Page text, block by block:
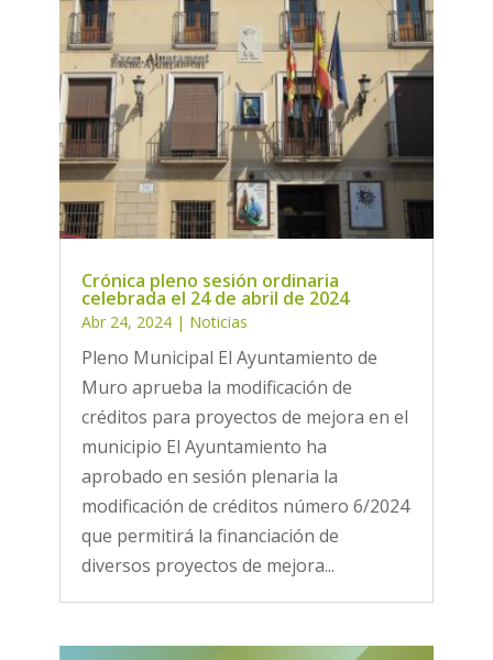
Crónica pleno sesión ordinaria
celebrada el 24 de abril de 2024
Abr 24, 2024| Noticias
Pleno Municipal El Ayuntamiento de
Muro aprueba la modificación de
créditos para proyectos de mejora en el
municipio El Ayuntamiento ha
aprobado en sesión plenaria la
modificación de créditos número 6/2024
que permitirá la financiación de
diversos proyectos de mejora...